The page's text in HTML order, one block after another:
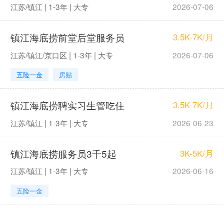
江苏/镇江 | 1-3年 | 大专 2026-07-06
镇江海底捞前堂后堂服务员 3.5K-7K/月
江苏/镇江/京口区 | 1-3年 | 大专 2026-07-06
五险一金 房贴
镇江海底捞聘实习生管吃住 3.5K-7K/月
江苏/镇江 | 1-3年 | 大专 2026-06-23
镇江海底捞服务员3千5起 3K-5K/月
江苏/镇江 | 1-3年 | 大专 2026-06-16
五险一金